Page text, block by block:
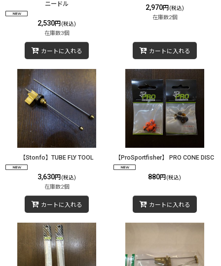
ニードル
2,530円 (税込)
在庫数3個
カートに入れる
2,970円 (税込)
在庫数2個
カートに入れる
【Stonfo】TUBE FLY TOOL
3,630円 (税込)
在庫数2個
カートに入れる
【ProSportfisher】 PRO CONE DISC
880円 (税込)
カートに入れる